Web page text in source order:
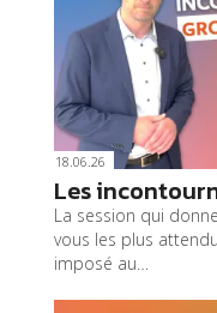
18.06.26
Les
La session qui
vous les plus
imposé au…